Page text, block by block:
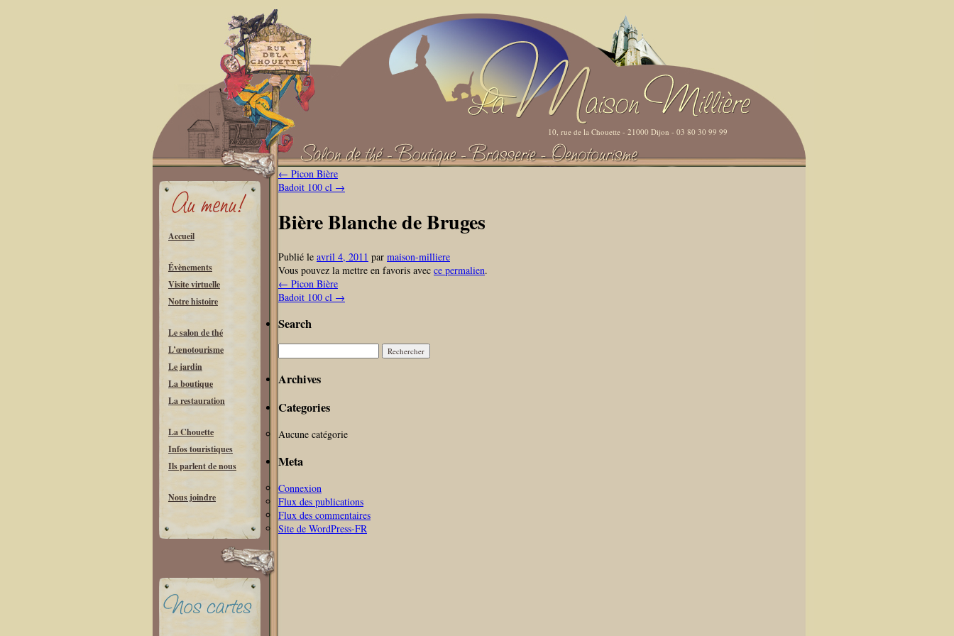
10, rue de la Chouette - 21000 Dijon - 03 80 30 99 99
Accueil
Évènements
Visite virtuelle
Notre histoire
Le salon de thé
L’œnotourisme
Le jardin
La boutique
La restauration
La Chouette
Infos touristiques
Ils parlent de nous
Nous joindre
← Picon Bière
Badoit 100 cl →
Bière Blanche de Bruges
Publié le avril 4, 2011 par maison-milliere
Vous pouvez la mettre en favoris avec ce permalien.
← Picon Bière
Badoit 100 cl →
Search
Archives
Categories
Aucune catégorie
Meta
Connexion
Flux des publications
Flux des commentaires
Site de WordPress-FR